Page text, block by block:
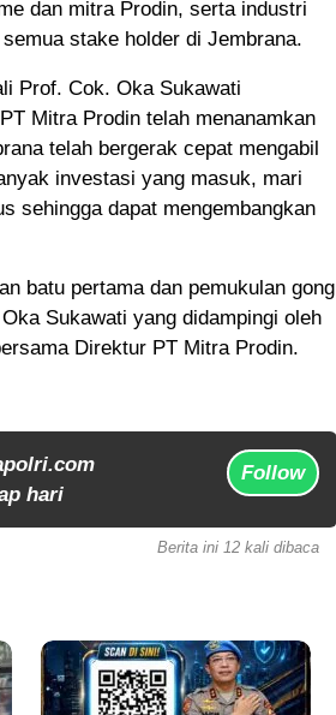
dan mitra Prodin, serta industri
stake holder di Jembrana.
Prof. Cok. Oka Sukawati
Mitra Prodin telah menanamkan
telah bergerak cepat mengabil
investasi yang masuk, mari
sehingga dapat mengembangkan
batu pertama dan pemukulan gong
Sukawati yang didampingi oleh
Direktur PT Mitra Prodin.
hari
Follow
Berita ini 12 kali dibaca